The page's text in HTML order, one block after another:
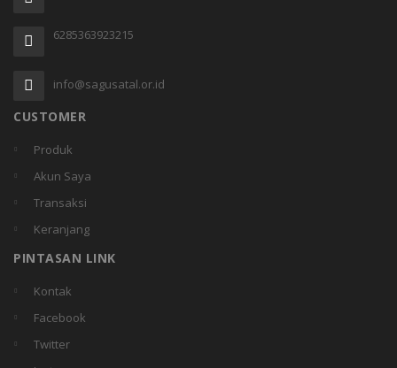
6285363923215
info@sagusatal.or.id
CUSTOMER
Produk
Akun Saya
Transaksi
Keranjang
PINTASAN LINK
Kontak
Facebook
Twitter